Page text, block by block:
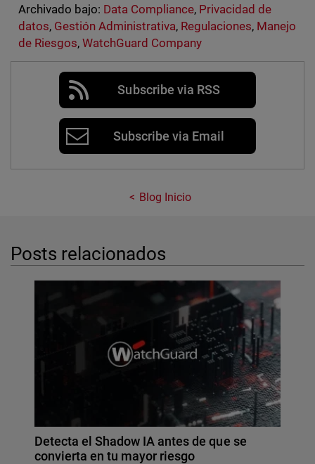
Archivado bajo: Data Compliance, Privacidad de
datos, Gestión Administrativa, Regulaciones, Manejo
de Riesgos, WatchGuard Company
Subscribe via RSS
Subscribe via Email
Blog Inicio
Posts relacionados
Detecta el Shadow IA antes de que se
convierta en tu mayor riesgo